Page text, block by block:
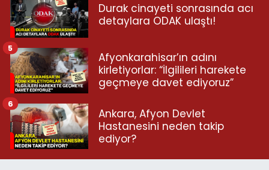
Durak cinayeti sonrasında acı
detaylara ODAK ulaştı!
Afyonkarahisar’ın adını
kirletiyorlar: “İlgilileri harekete
geçmeye davet ediyoruz”
5
Ankara, Afyon Devlet
Hastanesini neden takip
ediyor?
6